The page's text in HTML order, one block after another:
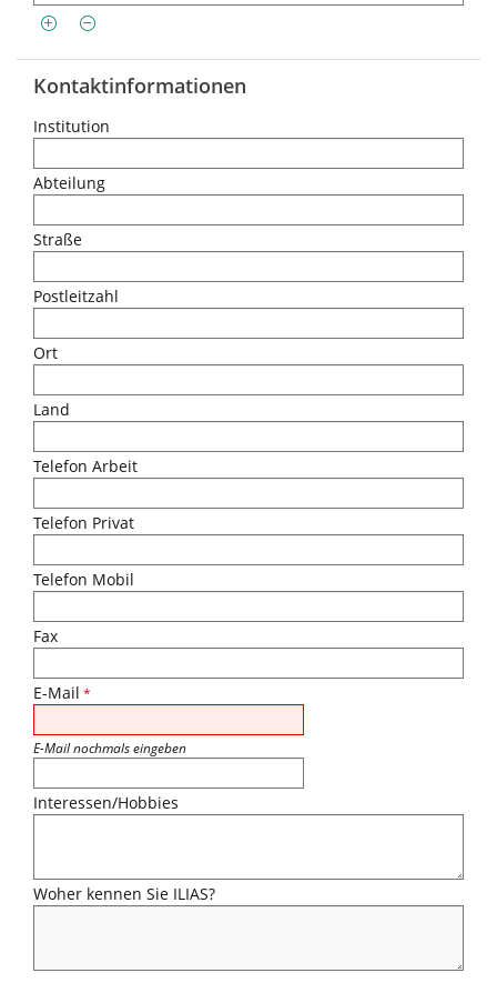
Kontaktinformationen
Institution
Abteilung
Straße
Postleitzahl
Ort
Land
Telefon Arbeit
Telefon Privat
Telefon Mobil
Fax
E-Mail *
E-Mail nochmals eingeben
Interessen/Hobbies
Woher kennen Sie ILIAS?